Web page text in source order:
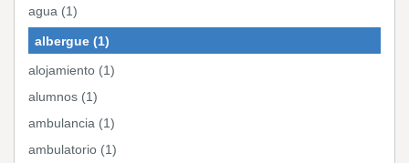
agua (1)
albergue (1)
alojamiento (1)
alumnos (1)
ambulancia (1)
ambulatorio (1)